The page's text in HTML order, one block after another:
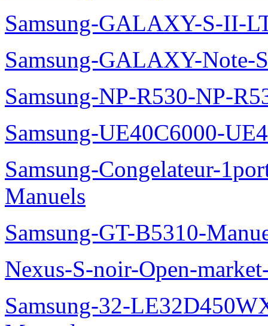
Samsung-GALAXY-S-II-
Samsung-GALAXY-Note-
Samsung-NP-R530-NP-
Samsung-UE40C6000-
Samsung-Congelateur-
Manuels
Samsung-GT-B5310-
Nexus-S-noir-Open-
Samsung-32-